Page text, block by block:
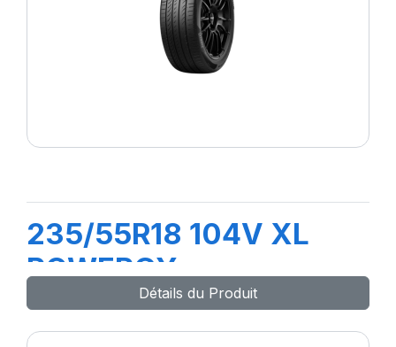
235/55R18 104V XL
POWERGY
Détails du Produit